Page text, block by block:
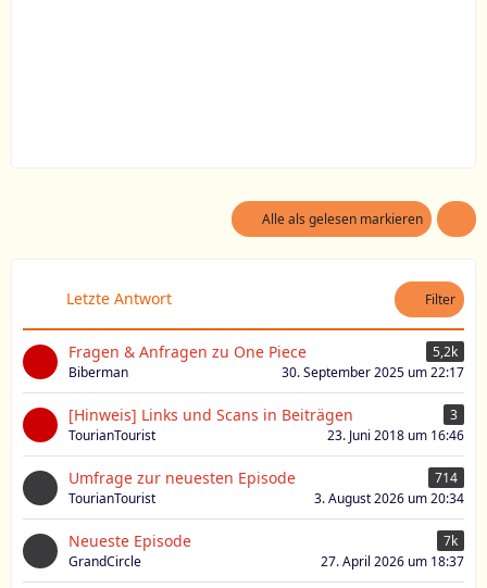
Alle als gelesen markieren
Letzte Antwort Filter
Fragen & Anfragen zu One Piece
5,2k
Biberman
30. September 2025 um 22:17
[Hinweis] Links und Scans in Beiträgen
3
TourianTourist
23. Juni 2018 um 16:46
Umfrage zur neuesten Episode
714
TourianTourist
3. August 2026 um 20:34
Neueste Episode
7k
GrandCircle
27. April 2026 um 18:37